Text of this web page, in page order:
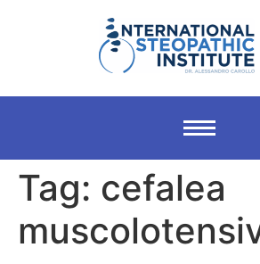
Tag: cefalea